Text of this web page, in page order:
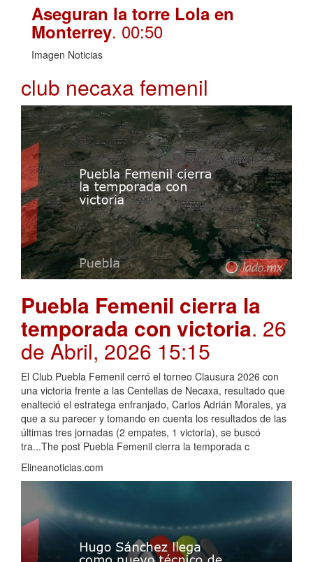
Aseguran la torre Lola en
Monterrey. 00:50
Imagen Noticias
club necaxa femenil
Puebla Femenil cierra la
temporada con victoria. 26
de Abril, 2026 15:15
El Club Puebla Femenil cerró el torneo Clausura 2026 con
una victoria frente a las Centellas de Necaxa, resultado que
enalteció el estratega enfranjado, Carlos Adrián Morales, ya
que a su parecer y tomando en cuenta los resultados de las
últimas tres jornadas (2 empates, 1 victoria), se buscó
tra...The post Puebla Femenil cierra la temporada c
Elineanoticias.com